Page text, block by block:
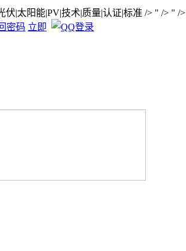
|太阳能|PV|技术|质量|认证|标准 /> " /> " />
密码 立即